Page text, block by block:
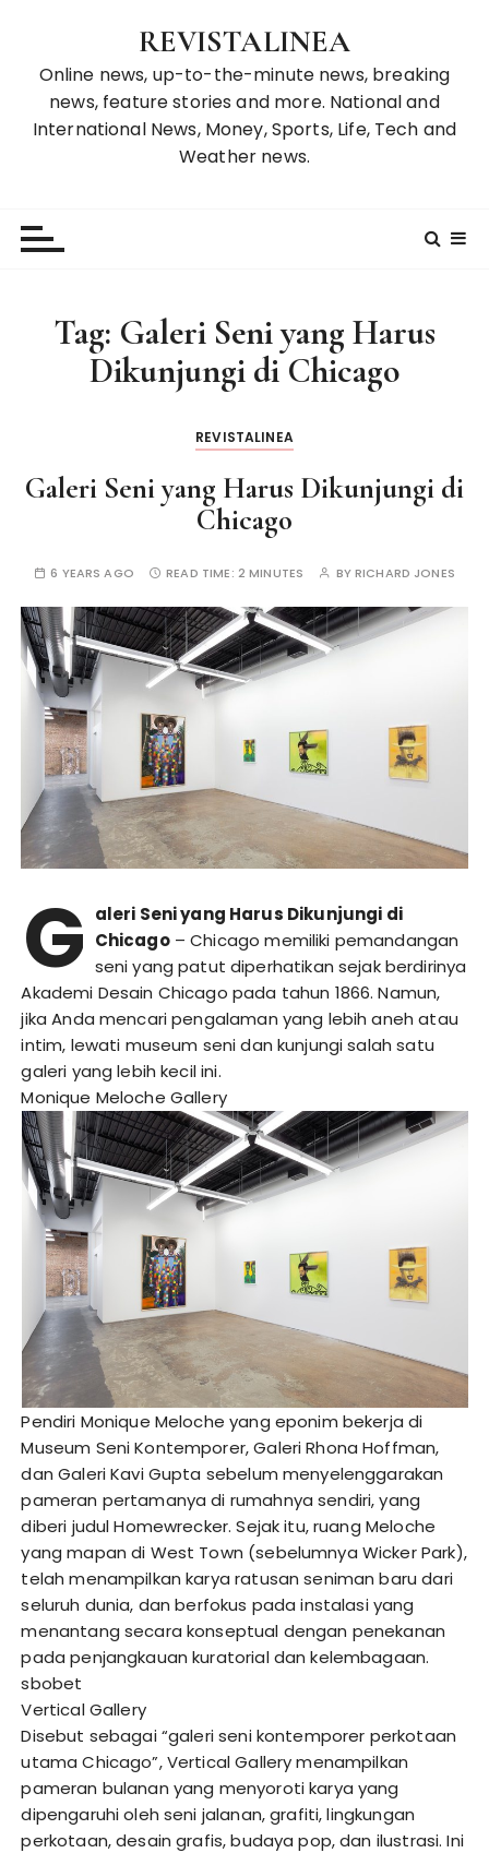
REVISTALINEA
Online news, up-to-the-minute news, breaking
news, feature stories and more. National and
International News, Money, Sports, Life, Tech and
Weather news.
Tag: Galeri Seni yang Harus
Dikunjungi di Chicago
REVISTALINEA
Galeri Seni yang Harus Dikunjungi di
Chicago
6 YEARS AGO READ TIME: 2 MINUTES BYRICHARD JONES
G aleri Seni yang Harus Dikunjungi di
Chicago– Chicago memiliki pemandangan
seni yang patut diperhatikan sejak berdirinya
Akademi Desain Chicago pada tahun 1866. Namun,
jika Anda mencari pengalaman yang lebih aneh atau
intim, lewati museum seni dan kunjungi salah satu
galeri yang lebih kecil ini.
Monique Meloche Gallery
Pendiri Monique Meloche yang eponim bekerja di
Museum Seni Kontemporer, Galeri Rhona Hoffman,
dan Galeri Kavi Gupta sebelum menyelenggarakan
pameran pertamanya di rumahnya sendiri, yang
diberi judul Homewrecker. Sejak itu, ruang Meloche
yang mapan di West Town (sebelumnya Wicker Park),
telah menampilkan karya ratusan seniman baru dari
seluruh dunia, dan berfokus pada instalasi yang
menantang secara konseptual dengan penekanan
pada penjangkauan kuratorial dan kelembagaan.
sbobet
Vertical Gallery
Disebut sebagai “galeri seni kontemporer perkotaan
utama Chicago”, Vertical Gallery menampilkan
pameran bulanan yang menyoroti karya yang
dipengaruhi oleh seni jalanan, grafiti, lingkungan
perkotaan, desain grafis, budaya pop, dan ilustrasi. Ini